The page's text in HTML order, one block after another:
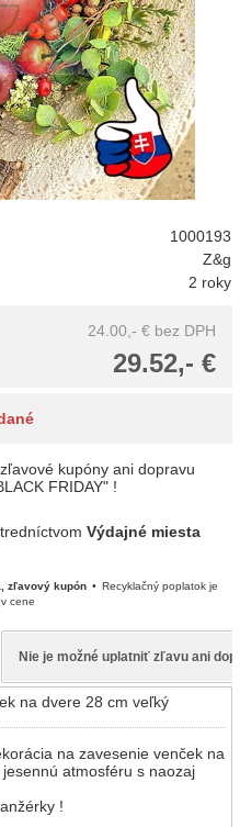
1000193
Z&g
2 roky
24.00,- € bez DPH
29.52,- €
kupóny ani dopravu
FRIDAY" !
Výdajné miesta
zľavový kupón
Recyklačný poplatok je
cene
Nie je možné uplatniť zľavu ani
na dvere 28 cm veľký
na zavesenie venček na
atmosféru s naozaj
!